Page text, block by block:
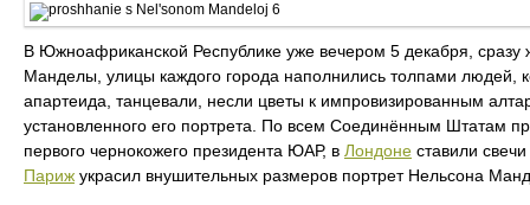
В Южноафриканской Республике уже вечером 5 декабря, сразу
Манделы, улицы каждого города наполнились толпами
апартеида, танцевали, несли цветы к импровизированным
установленного его портрета. По всем Соединённым Штатам
первого чернокожего президента ЮАР, в Лондоне ставили
Париж украсил внушительных размеров портрет Нельсона